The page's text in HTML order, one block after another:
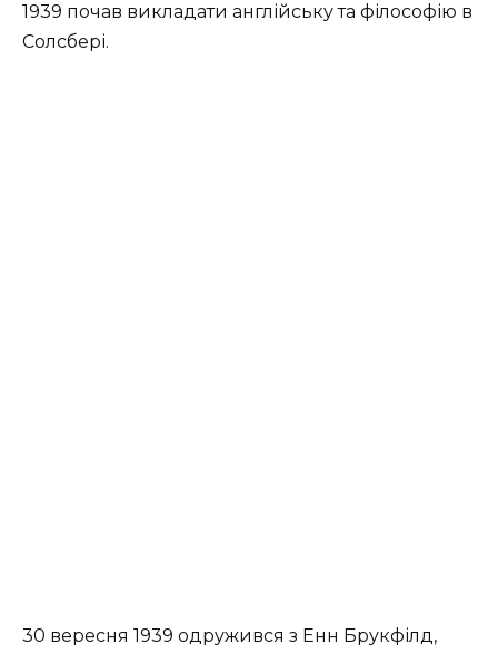
1939 почав викладати англійську та філософію в
Солсбері.
30 вересня 1939 одружився з Енн Брукфілд,